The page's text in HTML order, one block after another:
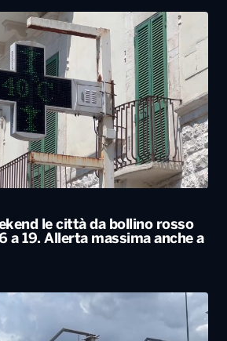
le città da bollino rosso
a 19. Allerta massima anche a